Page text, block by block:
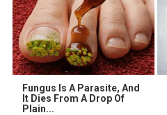
Fungus Is A Parasite, And
It Dies From A Drop Of
Plain...